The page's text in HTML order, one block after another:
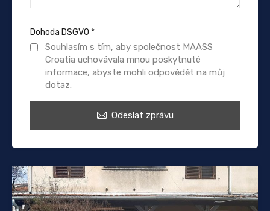
Dohoda DSGVO *
Souhlasím s tím, aby společnost MAASS
Croatia uchovávala mnou poskytnuté
informace, abyste mohli odpovědět na můj
dotaz.
Odeslat zprávu